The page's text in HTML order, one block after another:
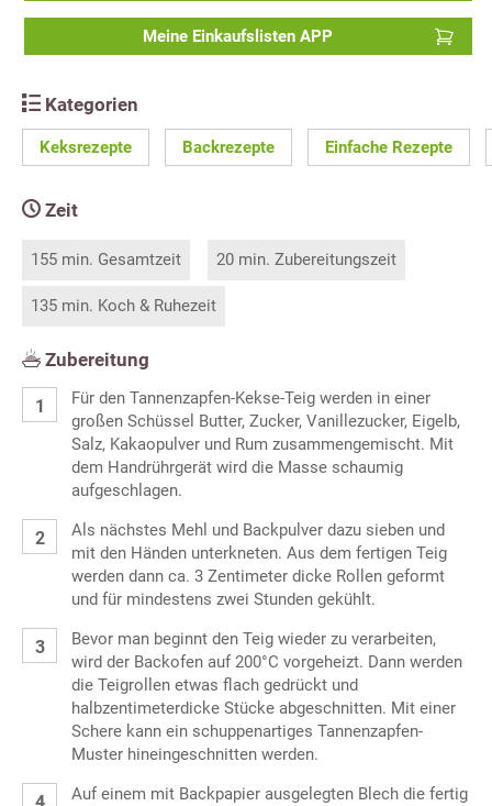
Meine Einkaufslisten APP
Kategorien
Keksrezepte Backrezepte Einfache Rezepte
Zeit
155 min. Gesamtzeit 20 min. Zubereitungszeit
135 min. Koch & Ruhezeit
Zubereitung
Für den Tannenzapfen-Kekse-Teig werden in einer
großen Schüssel Butter, Zucker, Vanillezucker, Eigelb,
Salz, Kakaopulver und Rum zusammengemischt. Mit
dem Handrührgerät wird die Masse schaumig
aufgeschlagen.
Als nächstes Mehl und Backpulver dazu sieben und
mit den Händen unterkneten. Aus dem fertigen Teig
werden dann ca. 3 Zentimeter dicke Rollen geformt
und für mindestens zwei Stunden gekühlt.
Bevor man beginnt den Teig wieder zu verarbeiten,
wird der Backofen auf 200°C vorgeheizt. Dann werden
die Teigrollen etwas flach gedrückt und
halbzentimeterdicke Stücke abgeschnitten. Mit einer
Schere kann ein schuppenartiges Tannenzapfen-
Muster hineingeschnitten werden.
Auf einem mit Backpapier ausgelegten Blech die fertig